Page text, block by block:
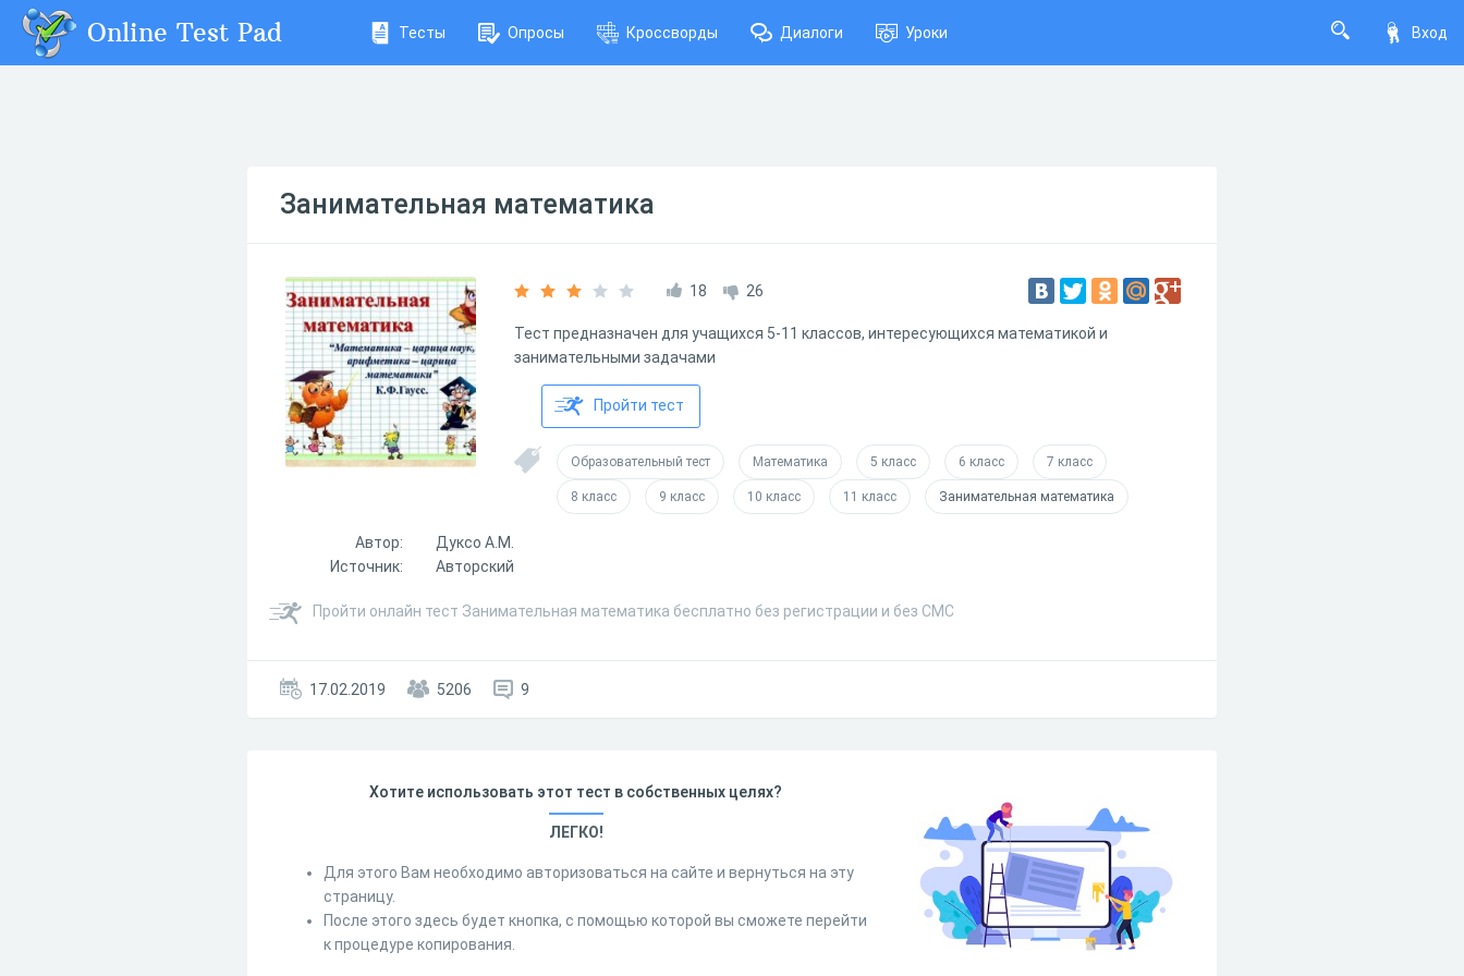
Вход
Online Test Pad Тесты Опросы Кроссворды Диалоги Уроки
Занимательная математика
18 26
Тест предназначен для учащихся 5-11 классов, интересующихся математикой и
занимательными задачами
Пройти тест
Образовательный тест Математика 5 класс 6 класс 7 класс
8 класс 9 класс 10 класс 11 класс Занимательная математика
Автор:
Дуксо А.М.
Источник:
Авторский
Пройти онлайн тест Занимательная математика бесплатно без регистрации и без СМС
17.02.2019 5206 9
Хотите использовать этот тест в собственных целях?
ЛЕГКО!
Для этого Вам необходимо авторизоваться на сайте и вернуться на эту
страницу.
После этого здесь будет кнопка, с помощью которой вы сможете перейти
к процедуре копирования.